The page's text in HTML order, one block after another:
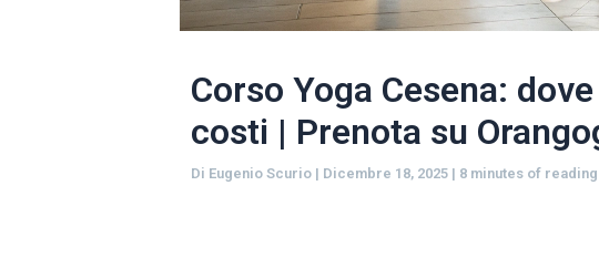
Corso Yoga Cesena:
costi | Prenota su
Di Eugenio Scurio | Dicembre 18, 2025 | 8 minutes of reading